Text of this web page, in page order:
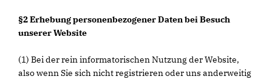
§2 Erhebung personenbezogener Daten bei Besuch
unserer Website
(1) Bei der rein informatorischen Nutzung der Website,
also wenn Sie sich nicht registrieren oder uns anderweitig